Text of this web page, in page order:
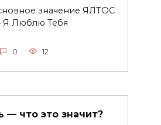
значение ЯЛТОС
Люблю Тебя
0 12
— что это значит?